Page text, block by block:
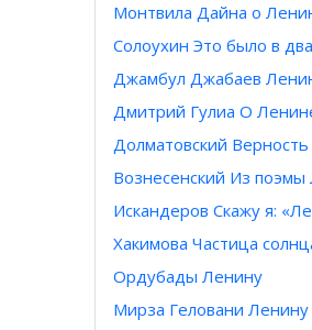
Монтвила Дайна о
Солоухин Это было в
Джамбул Джабаев
Дмитрий Гулиа О
Долматовский Верность
Вознесенский Из
Искандеров Скажу я:
Хакимова Частица
Ордубады Ленину
Мирза Геловани Ленину